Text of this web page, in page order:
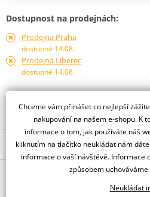
Dostupnost na prodejnách:
Prodejna Praha
dostupné 14.08.
Prodejna Liberec
dostupné 14.08.
Popis a parametry
Jsme autorizovaný
dealer značky All Balls Racing
Chceme vám přinášet co nejlepší
nakupování na našem e-shopu. K
informace o tom, jak používáte náš
kliknutím na tlačítko neukládat nám
informace o vaší návštěvě. Informace
způsobem uchováváme
Neukládat